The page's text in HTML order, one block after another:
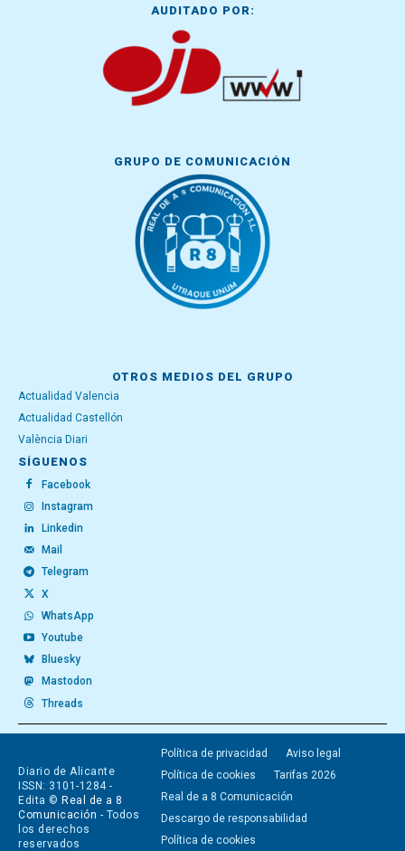
AUDITADO POR:
GRUPO DE COMUNICACIÓN
OTROS MEDIOS DEL GRUPO
Actualidad Valencia
Actualidad Castellón
València Diari
SÍGUENOS
Facebook
Instagram
Linkedin
Mail
Telegram
X
WhatsApp
Youtube
Bluesky
Mastodon
Threads
Diario de Alicante
ISSN: 3101-1284 -
Edita © Real de a 8
Comunicación - Todos
los derechos
reservados
Política de privacidad
Aviso legal
Política de cookies
Tarifas 2026
Real de a 8 Comunicación
Descargo de responsabilidad
Política de cookies